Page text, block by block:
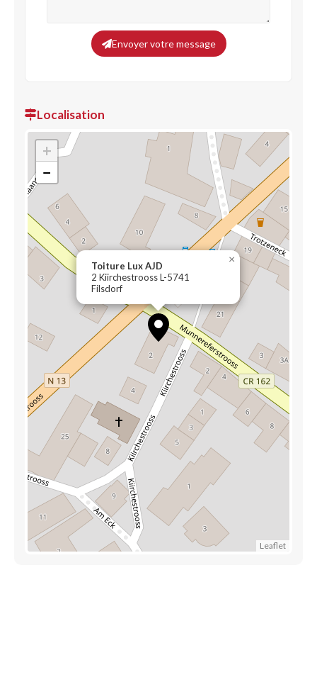
Envoyer votre message
Localisation
Toiture Lux AJD
2 Kiirchestrooss L-5741
Filsdorf
×
+
−
Leaflet